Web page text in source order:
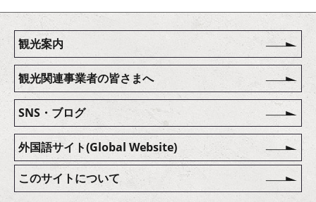
観光案内
観光関連事業者の皆さまへ
SNS・ブログ
外国語サイト(Global Website)
このサイトについて